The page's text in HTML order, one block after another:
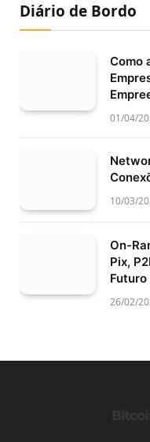
Diário de Bordo
Como
01/04/
10/03/
On-
Pix,
26/02/